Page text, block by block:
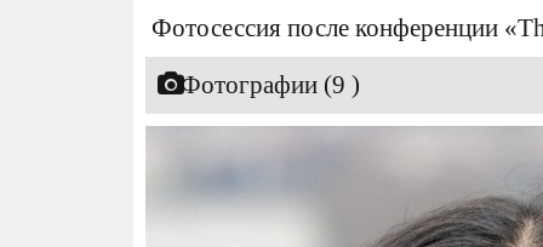
Фотосессия после конференции
Фотографии (9 )